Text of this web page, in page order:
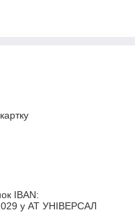
IBAN:
у АТ УНІВЕРСАЛ